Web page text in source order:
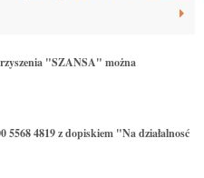
"SZANSA" można
5568 4819 z dopiskiem "Na działalnosć